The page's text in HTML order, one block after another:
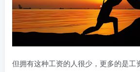
但拥有这种工资的人很少，更多的是工